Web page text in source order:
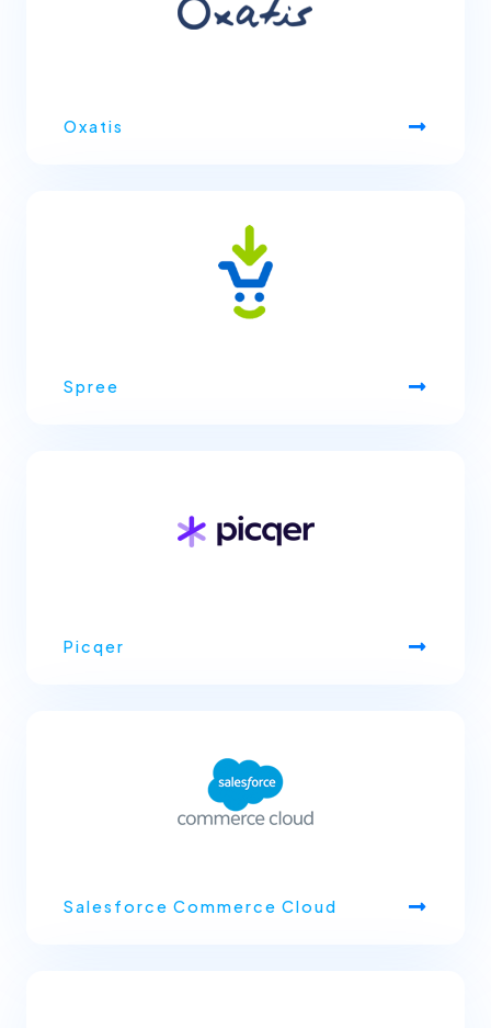
Oxatis
Spree
Picqer
Salesforce Commerce Cloud